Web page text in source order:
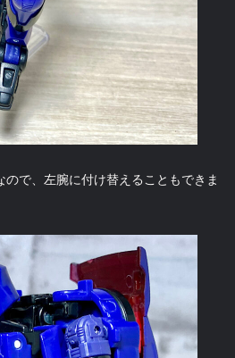
で、左腕に付け替えることもできま